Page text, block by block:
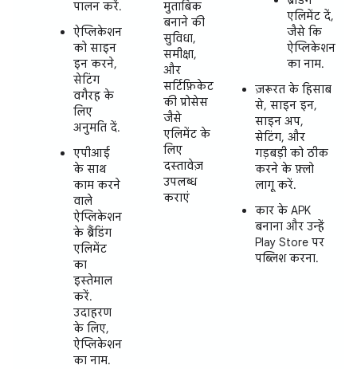
पालन करें.
ऐप्लिकेशन
को साइन
इन करने,
सेटिंग
वगैरह के
लिए
अनुमति दें.
एपीआई
के साथ
काम करने
वाले
ऐप्लिकेशन
के ब्रैंडिंग
एलिमेंट
का
इस्तेमाल
करें.
उदाहरण
के लिए,
ऐप्लिकेशन
का नाम.
मुताबिक
बनाने की
सुविधा,
समीक्षा,
और
सर्टिफ़िकेट
की प्रोसेस
जैसे
एलिमेंट के
लिए
दस्तावेज़
उपलब्ध
कराएं
एलिमेंट दें,
जैसे कि
ऐप्लिकेशन
का नाम.
ज़रूरत के हिसाब
से, साइन इन,
साइन अप,
सेटिंग, और
गड़बड़ी को ठीक
करने के फ़्लो
लागू करें.
कार के APK
बनाना और उन्हें
Play Store पर
पब्लिश करना.